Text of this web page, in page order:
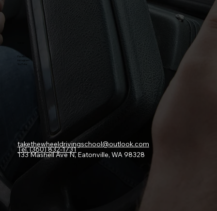
Facebook
Instagram
YouTube
takethewheeldrivingschool@outlook.com
Tel. (360) 832-1731
133 Mashell Ave N, Eatonville, WA 98328